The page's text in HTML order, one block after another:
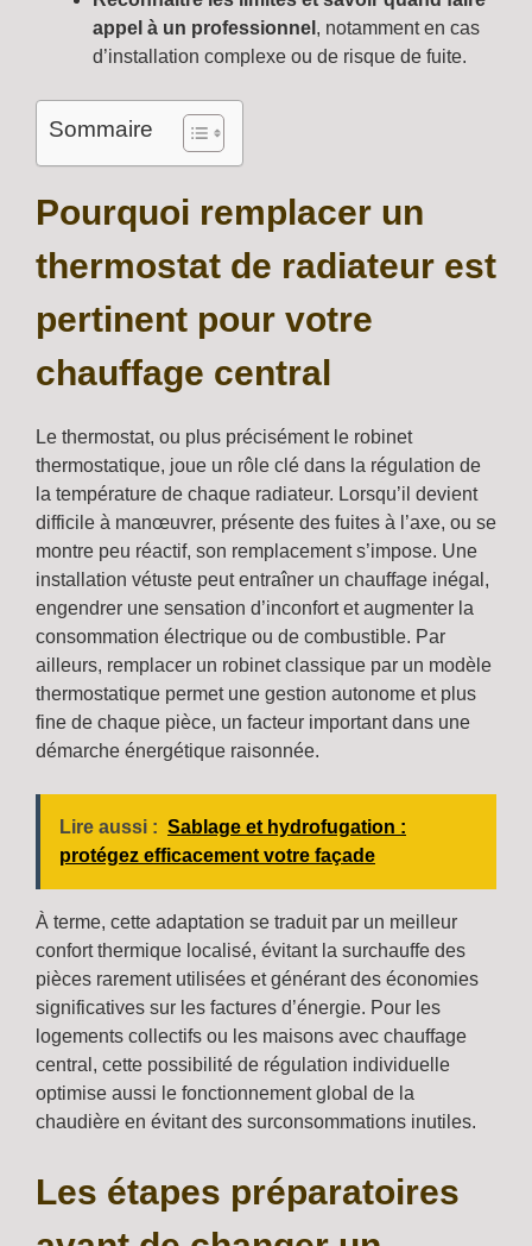
appel à un professionnel , notamment en cas
d’installation complexe ou de risque de fuite.
Sommaire
Pourquoi remplacer un
thermostat de radiateur est
pertinent pour votre
chauffage central
Le thermostat, ou plus précisément le robinet
thermostatique, joue un rôle clé dans la régulation de
la température de chaque radiateur. Lorsqu’il devient
difficile à manœuvrer, présente des fuites à l’axe, ou se
montre peu réactif, son remplacement s’impose. Une
installation vétuste peut entraîner un chauffage inégal,
engendrer une sensation d’inconfort et augmenter la
consommation électrique ou de combustible. Par
ailleurs, remplacer un robinet classique par un modèle
thermostatique permet une gestion autonome et plus
fine de chaque pièce, un facteur important dans une
démarche énergétique raisonnée.
Lire aussi : Sablage et hydrofugation :
protégez efficacement votre façade
À terme, cette adaptation se traduit par un meilleur
confort thermique localisé, évitant la surchauffe des
pièces rarement utilisées et générant des économies
significatives sur les factures d’énergie. Pour les
logements collectifs ou les maisons avec chauffage
central, cette possibilité de régulation individuelle
optimise aussi le fonctionnement global de la
chaudière en évitant des surconsommations inutiles.
Les étapes préparatoires